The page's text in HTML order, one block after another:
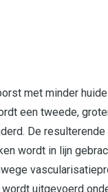
met minder
een tweede,
De
wordt in lijn
uitgevoerd